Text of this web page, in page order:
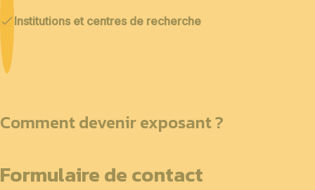
Institutions et centres de recherche
Comment devenir exposant ?
Formulaire de contact